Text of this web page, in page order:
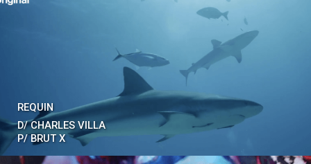
REQUIN
D/CHARLES VILLA
P/BRUT X